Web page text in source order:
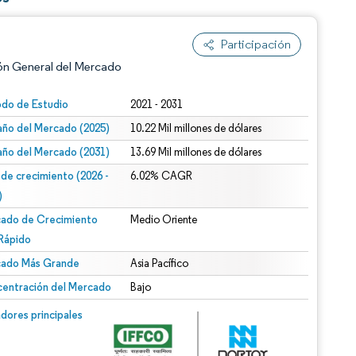
Participación
General del Mercado
de Estudio 2021 - 2031
del Mercado (2025) 10.22 Mil millones de dólares
del Mercado (2031) 13.69 Mil millones de dólares
de crecimiento (2026 -
6.02% CAGR
de Crecimiento
Medio Oriente
Más Grande Asia Pacífico
del Mercado Bajo
principales
© Mordor Intelligence. El uso requiere atribución según CC BY 4.0.
CC BY 4.0.